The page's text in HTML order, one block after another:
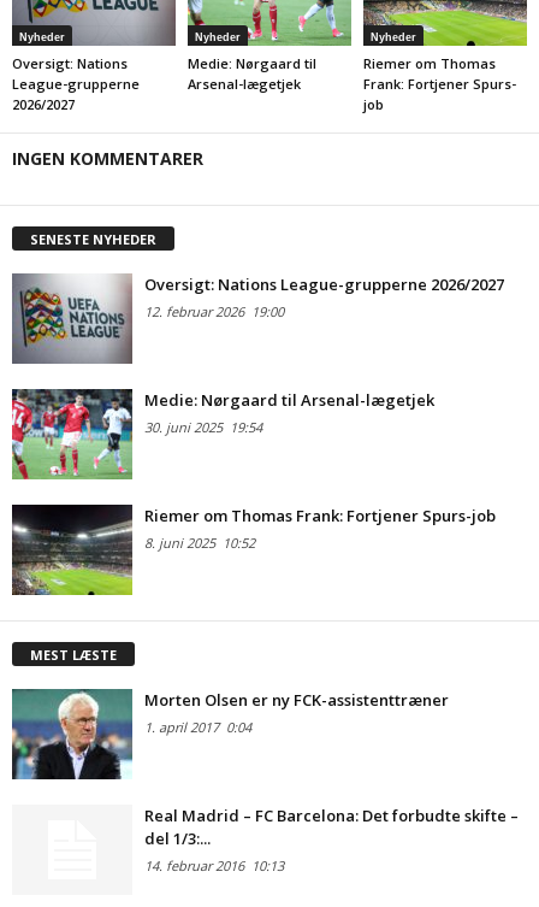
Nyheder
Oversigt: Nations
League-grupperne
2026/2027
Nyheder
Medie: Nørgaard til
Arsenal-lægetjek
Nyheder
Riemer om Thomas
Frank: Fortjener Spurs-
job
INGEN KOMMENTARER
SENESTE NYHEDER
Oversigt: Nations League-grupperne 2026/2027
12. februar 202619:00
Medie: Nørgaard til Arsenal-lægetjek
30. juni 202519:54
Riemer om Thomas Frank: Fortjener Spurs-job
8. juni 202510:52
MEST LÆSTE
Morten Olsen er ny FCK-assistenttræner
1. april 20170:04
Real Madrid – FC Barcelona: Det forbudte skifte –
del 1/3:...
14. februar 201610:13